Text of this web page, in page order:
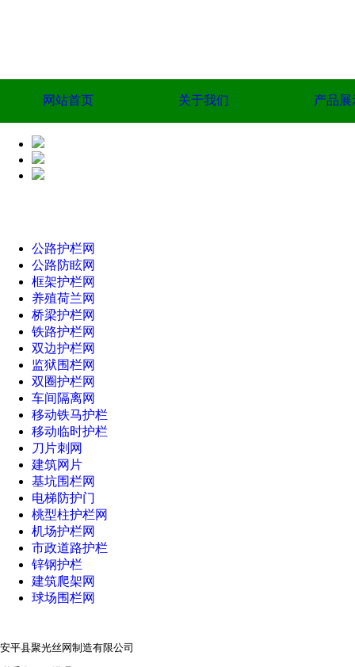
网站首页 关于我们 产品展
公路护栏网
公路防眩网
框架护栏网
养殖荷兰网
桥梁护栏网
铁路护栏网
双边护栏网
监狱围栏网
双圈护栏网
车间隔离网
移动铁马护栏
移动临时护栏
刀片刺网
建筑网片
基坑围栏网
电梯防护门
桃型柱护栏网
机场护栏网
市政道路护栏
锌钢护栏
建筑爬架网
球场围栏网
安平县聚光丝网制造有限公司